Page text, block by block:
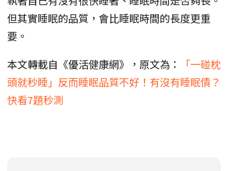
但其實睡眠的品質，會比睡眠時間的長度更重
要。
本文轉載自《優活健康網》，原文為：
「一碰枕
頭就秒睡」反而睡眠品質不好！有沒有睡眠債？
快看7題秒測